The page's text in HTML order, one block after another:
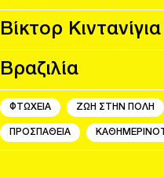
Βίκτορ Κιντανίγια
Βραζιλία
ΦΤΩΧΕΙΑ ΖΩΗ ΣΤΗΝ ΠΟΛΗ
ΠΡΟΣΠΑΘΕΙΑ